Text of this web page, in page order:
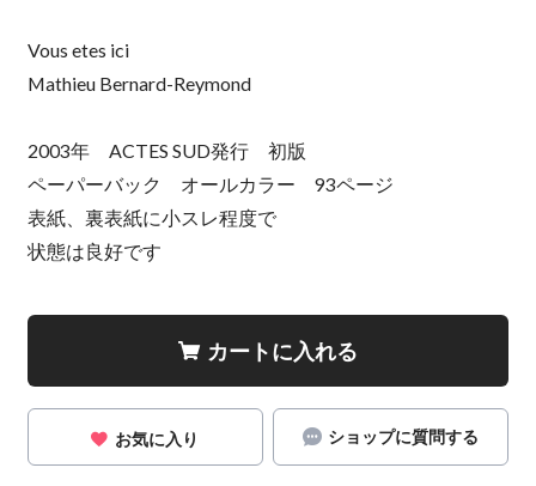
Vous etes ici
Mathieu Bernard-Reymond
2003年 ACTES SUD発行 初版
ペーパーバック オールカラー 93ページ
表紙、裏表紙に小スレ程度で
状態は良好です
カートに入れる
お気に入り ショップに質問する